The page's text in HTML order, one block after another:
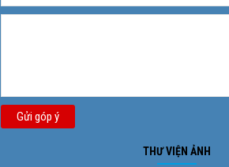
Gửi góp ý
THƯ VIỆN ẢNH